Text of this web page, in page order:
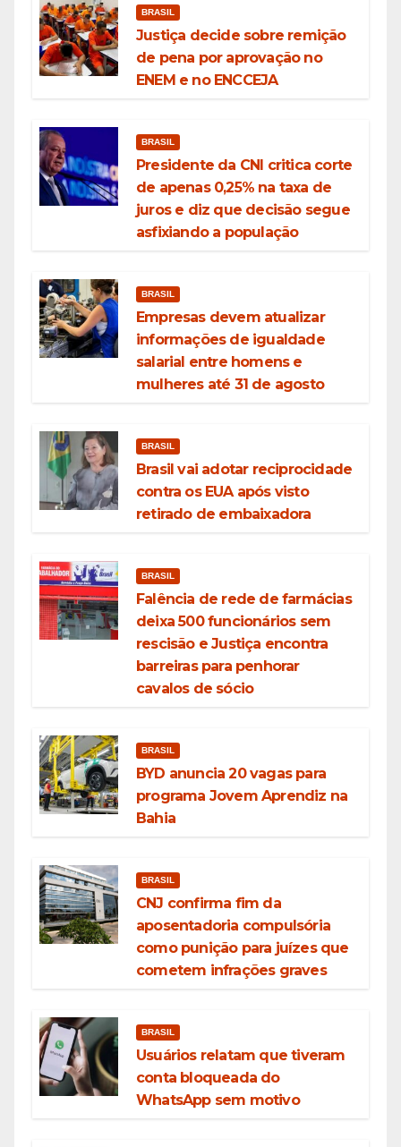
BRASIL
Justiça decide sobre remição
de pena por aprovação no
ENEM e no ENCCEJA
BRASIL
Presidente da CNI critica corte
de apenas 0,25% na taxa de
juros e diz que decisão segue
asfixiando a população
BRASIL
Empresas devem atualizar
informações de igualdade
salarial entre homens e
mulheres até 31 de agosto
BRASIL
Brasil vai adotar reciprocidade
contra os EUA após visto
retirado de embaixadora
BRASIL
Falência de rede de farmácias
deixa 500 funcionários sem
rescisão e Justiça encontra
barreiras para penhorar
cavalos de sócio
BRASIL
BYD anuncia 20 vagas para
programa Jovem Aprendiz na
Bahia
BRASIL
CNJ confirma fim da
aposentadoria compulsória
como punição para juízes que
cometem infrações graves
BRASIL
Usuários relatam que tiveram
conta bloqueada do
WhatsApp sem motivo